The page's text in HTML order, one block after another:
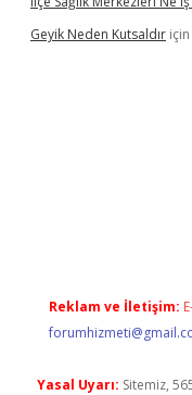
Geyik Neden Kutsaldır için
Reklam ve İletişim:
Yasal Uyarı: Sitemiz,